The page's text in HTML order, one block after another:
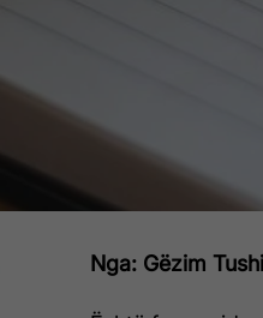
Nga: Gëzim Tushi